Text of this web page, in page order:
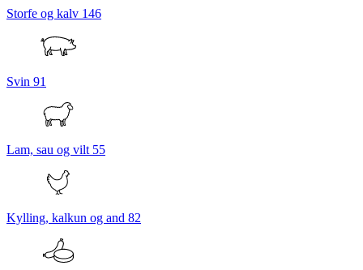
Storfe og kalv 146
Svin 91
Lam, sau og vilt 55
Kylling, kalkun og and 82